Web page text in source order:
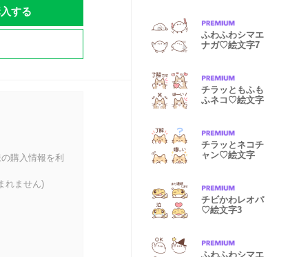
する
購入情報を利
れません)
ふわふわシマエ
ナガ♡絵文字7
チラッともふも
ふネコ♡絵文字
チラッとネコチ
ャン♡絵文字
チビかわレオパ
♡絵文字3
ふわふわシマエ